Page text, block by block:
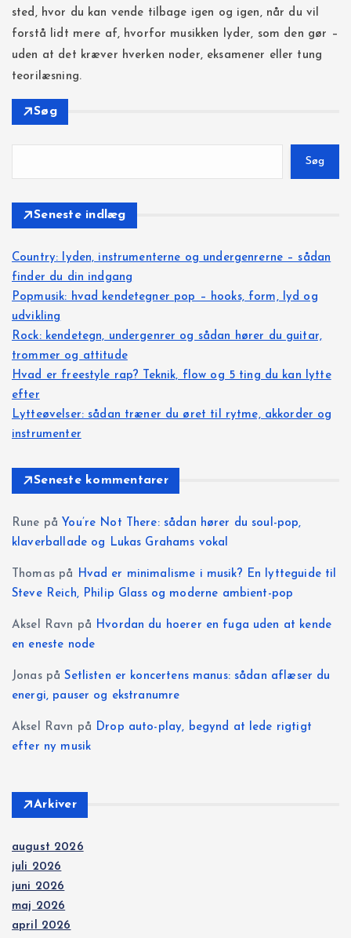
sted, hvor du kan vende tilbage igen og igen, når du vil
forstå lidt mere af, hvorfor musikken lyder, som den gør –
uden at det kræver hverken noder, eksamener eller tung
teorilæsning.
Søg
Søg
Seneste indlæg
Country: lyden, instrumenterne og undergenrerne – sådan
finder du din indgang
Popmusik: hvad kendetegner pop – hooks, form, lyd og
udvikling
Rock: kendetegn, undergenrer og sådan hører du guitar,
trommer og attitude
Hvad er freestyle rap? Teknik, flow og 5 ting du kan lytte
efter
Lytteøvelser: sådan træner du øret til rytme, akkorder og
instrumenter
Seneste kommentarer
Rune på You’re Not There: sådan hører du soul-pop,
klaverballade og Lukas Grahams vokal
Thomaspå
Hvad er minimalisme i musik? En lytteguide til
Steve Reich, Philip Glass og moderne ambient-pop
Aksel Ravn på Hvordan du hoerer en fuga uden at kende
en eneste node
JonaspåSetlisten er koncertens manus: sådan aflæser du
energi, pauser og ekstranumre
Aksel Ravn på Drop auto-play, begynd at lede rigtigt
efter ny musik
Arkiver
august 2026
juli 2026
juni 2026
maj 2026
april 2026